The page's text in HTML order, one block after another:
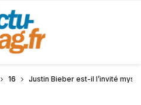
16 Justin Bieber est-il l’invité